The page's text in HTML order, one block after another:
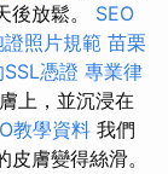
後放鬆。 SEO
證照片規範 苗栗
憑證 專業律
上，並沉浸在
教學資料 我們
膚變得絲滑。